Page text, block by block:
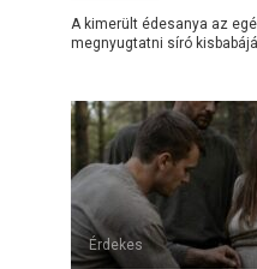
A kimerült édesanya az
megnyugtatni síró
Érdekes